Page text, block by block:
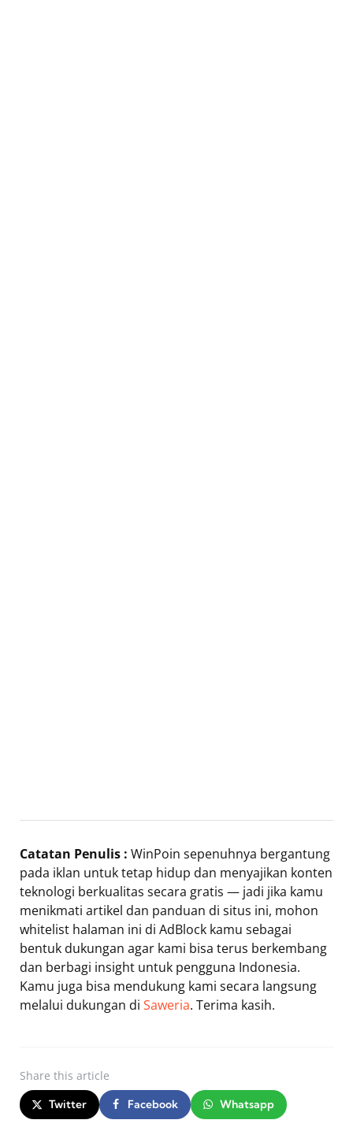
Catatan Penulis : WinPoin sepenuhnya bergantung
pada iklan untuk tetap hidup dan menyajikan konten
teknologi berkualitas secara gratis — jadi jika kamu
menikmati artikel dan panduan di situs ini, mohon
whitelist halaman ini di AdBlock kamu sebagai
bentuk dukungan agar kami bisa terus berkembang
dan berbagi insight untuk pengguna Indonesia.
Kamu juga bisa mendukung kami secara langsung
melalui dukungan di Saweria. Terima kasih.
Share this article
Twitter Facebook Whatsapp